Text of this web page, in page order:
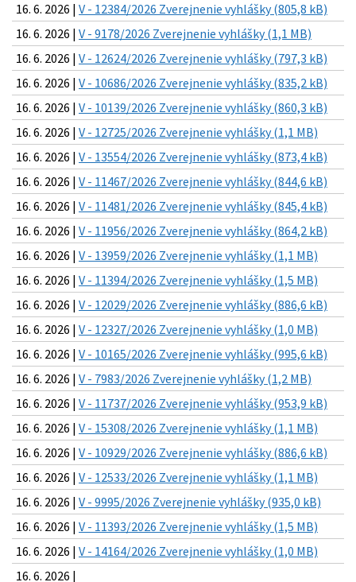
16. 6. 2026 | V - 12384/2026 Zverejnenie vyhlášky (805,8 kB)
16. 6. 2026 | V - 9178/2026 Zverejnenie vyhlášky (1,1 MB)
16. 6. 2026 | V - 12624/2026 Zverejnenie vyhlášky (797,3 kB)
16. 6. 2026 | V - 10686/2026 Zverejnenie vyhlášky (835,2 kB)
16. 6. 2026 | V - 10139/2026 Zverejnenie vyhlášky (860,3 kB)
16. 6. 2026 | V - 12725/2026 Zverejnenie vyhlášky (1,1 MB)
16. 6. 2026 | V - 13554/2026 Zverejnenie vyhlášky (873,4 kB)
16. 6. 2026 | V - 11467/2026 Zverejnenie vyhlášky (844,6 kB)
16. 6. 2026 | V - 11481/2026 Zverejnenie vyhlášky (845,4 kB)
16. 6. 2026 | V - 11956/2026 Zverejnenie vyhlášky (864,2 kB)
16. 6. 2026 | V - 13959/2026 Zverejnenie vyhlášky (1,1 MB)
16. 6. 2026 | V - 11394/2026 Zverejnenie vyhlášky (1,5 MB)
16. 6. 2026 | V - 12029/2026 Zverejnenie vyhlášky (886,6 kB)
16. 6. 2026 | V - 12327/2026 Zverejnenie vyhlášky (1,0 MB)
16. 6. 2026 | V - 10165/2026 Zverejnenie vyhlášky (995,6 kB)
16. 6. 2026 | V - 7983/2026 Zverejnenie vyhlášky (1,2 MB)
16. 6. 2026 | V - 11737/2026 Zverejnenie vyhlášky (953,9 kB)
16. 6. 2026 | V - 15308/2026 Zverejnenie vyhlášky (1,1 MB)
16. 6. 2026 | V - 10929/2026 Zverejnenie vyhlášky (886,6 kB)
16. 6. 2026 | V - 12533/2026 Zverejnenie vyhlášky (1,1 MB)
16. 6. 2026 | V - 9995/2026 Zverejnenie vyhlášky (935,0 kB)
16. 6. 2026 | V - 11393/2026 Zverejnenie vyhlášky (1,5 MB)
16. 6. 2026 | V - 14164/2026 Zverejnenie vyhlášky (1,0 MB)
16. 6. 2026 |